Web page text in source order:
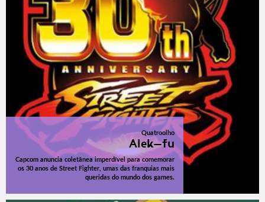
Quatroolho
Alek-fu
Capcom anuncia coletânea imperdível para comemorar
os 30 anos de Street Fighter, umas das franquias mais
queridas do mundo dos games.